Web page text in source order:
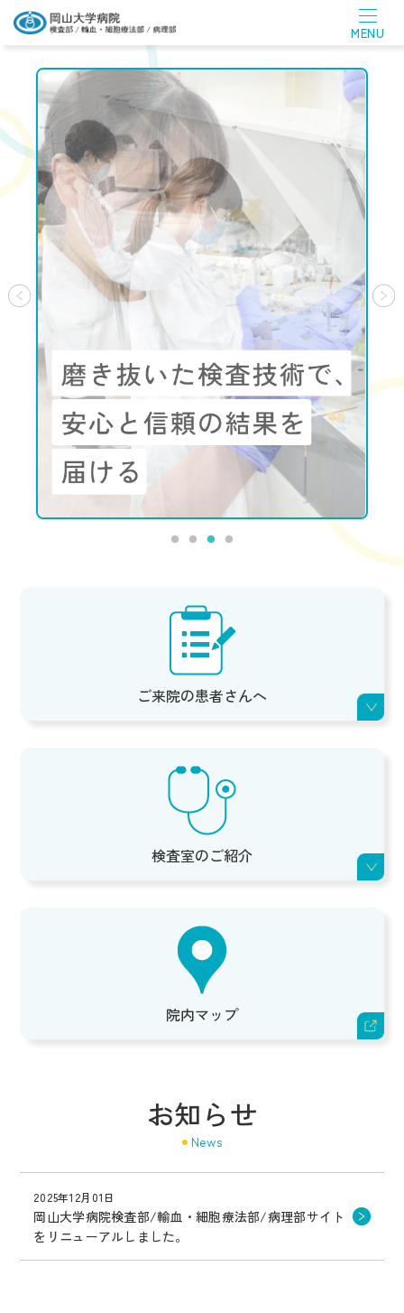
ご来院の患者さんへ
検査室のご紹介
院内マップ
お知らせ
News
2025年12月01日
岡山大学病院検査部/輸血・細胞療法部/病理部サイト
をリニューアルしました。